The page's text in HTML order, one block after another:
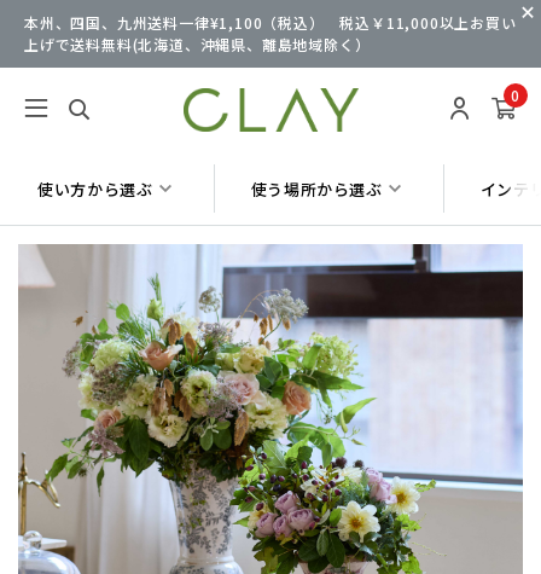
本州、四国、九州送料一律¥1,100（税込） 税込￥11,000以上お買い
上げで送料無料(北海道、沖縄県、離島地域除く）
0
使い方から選ぶ 使う場所から選ぶ インテ